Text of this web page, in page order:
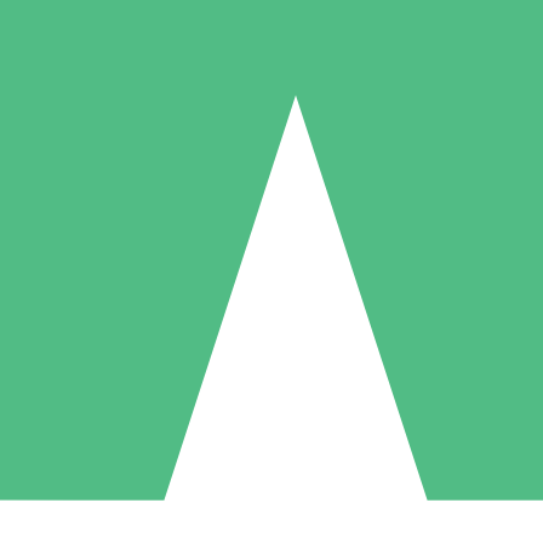
Individuelle Credit-Pakete
nach Bedarf mit Download-Credits. Keine monatliche Verpflichtung